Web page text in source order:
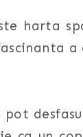
harta
a